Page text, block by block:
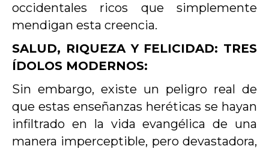
occidentales ricos que simplemente
mendigan esta creencia.
SALUD, RIQUEZA Y FELICIDAD: TRES
ÍDOLOS MODERNOS:
Sin embargo, existe un peligro real de
que estas enseñanzas heréticas se hayan
infiltrado en la vida evangélica de una
manera imperceptible, pero devastadora,